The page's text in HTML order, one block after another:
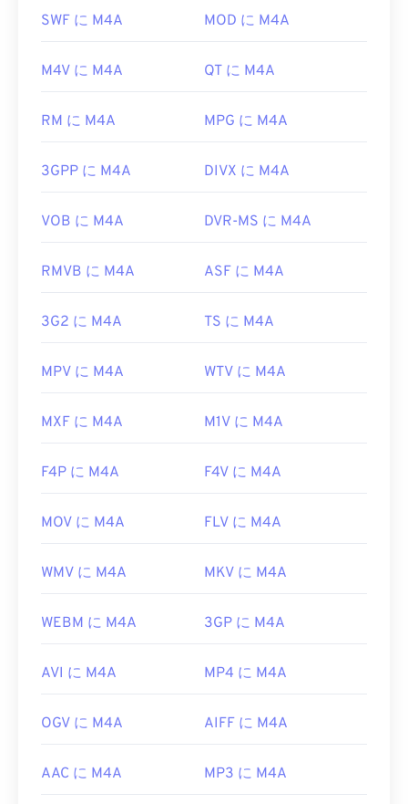
しては、VLCメディアプレーヤー や MPlayer
る無料のサードパーティ製ツールと互換性がありま
開発元: DivX
初回リリース:
https://en.wikipedia.org/wiki/Xvid
Windows Media Player
など、ほとんどの一般的なオ
ーディオ再生プログラムで開くことができます。
くデフォルトのプログラムです。Windowsユーザー
グラムです。また、ファイルをハイライト表示して
ビューできます。
Premiere Pro
Elmedia Player、Winamp
開発元: ISO/IEC
Moving Pictures Experts
初回リリース:
https://www.loc.gov/preservation/digital/formats/fdd/
SWF に M4A MOD に M4A
M4V に M4A QT に M4A
RM に M4A MPG に M4A
3GPP に M4A DIVX に M4A
VOB に M4A DVR-MS に M4A
RMVB に M4A ASF に M4A
3G2 に M4A TS に M4A
MPV に M4A WTV に M4A
MXF に M4A M1V に M4A
F4P に M4A F4V に M4A
MOV に M4A FLV に M4A
WMV に M4A MKV に M4A
WEBM に M4A 3GP に M4A
AVI に M4A MP4 に M4A
OGV に M4A AIFF に M4A
AAC に M4A MP3 に M4A